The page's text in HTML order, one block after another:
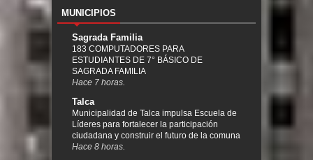
MUNICIPIOS
Sagrada Familia
183 COMPUTADORES PARA
ESTUDIANTES DE 7° BÁSICO DE
SAGRADA FAMILIA
Hace 7 horas.
Talca
Municipalidad de Talca impulsa Escuela de
Líderes para fortalecer la participación
ciudadana y construir el futuro de la comuna
Hace 8 horas.